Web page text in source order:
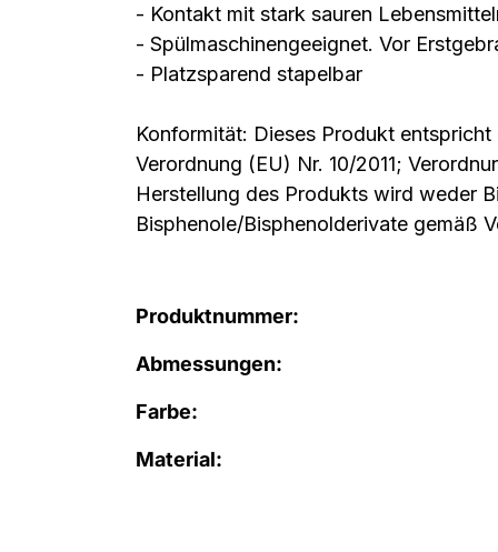
- Kontakt mit stark sauren
- Spülmaschinengeeignet. Vor
- Platzsparend stapelbar
Konformität: Dieses Produkt
Verordnung (EU) Nr. 10/2011;
Herstellung des Produkts wird weder
Bisphenole/Bisphenolderivate gemäß
Produktnummer:
Abmessungen:
Farbe:
Material: